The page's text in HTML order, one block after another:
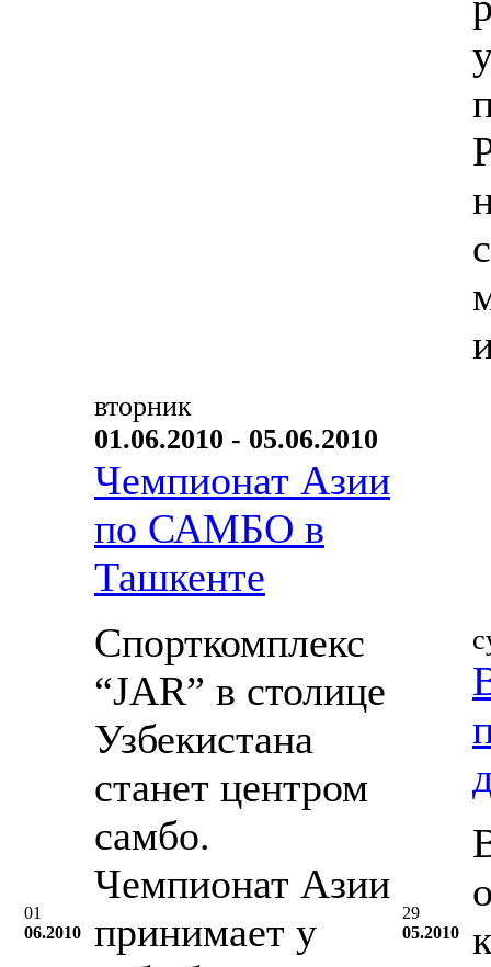
01
06.2010
вторник
01.06.2010 - 05.06.2010
Чемпионат Азии
по САМБО в
Ташкенте
Спорткомплекс
“JAR” в столице
Узбекистана
станет центром
самбо.
Чемпионат Азии
принимает у
29
05.2010